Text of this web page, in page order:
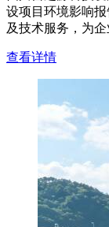
设项目环境影响
及技术服务，为
查看详情